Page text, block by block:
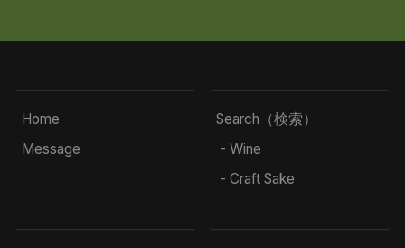
Home
Message
Search（検索）
- Wine
- Craft Sake